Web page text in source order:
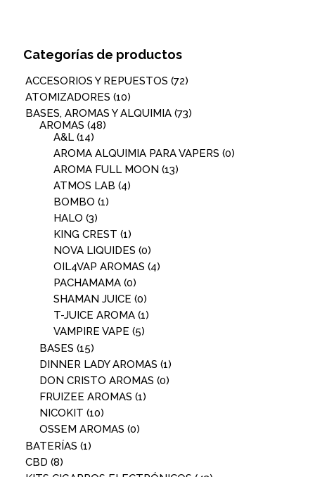
Categorías de productos
ACCESORIOS Y REPUESTOS (72)
ATOMIZADORES (10)
BASES, AROMAS Y ALQUIMIA (73)
AROMAS (48)
A&L (14)
AROMA ALQUIMIA PARA VAPERS (0)
AROMA FULL MOON (13)
ATMOS LAB (4)
BOMBO (1)
HALO (3)
KING CREST (1)
NOVA LIQUIDES (0)
OIL4VAP AROMAS (4)
PACHAMAMA (0)
SHAMAN JUICE (0)
T-JUICE AROMA (1)
VAMPIRE VAPE (5)
BASES (15)
DINNER LADY AROMAS (1)
DON CRISTO AROMAS (0)
FRUIZEE AROMAS (1)
NICOKIT (10)
OSSEM AROMAS (0)
BATERÍAS (1)
CBD (8)